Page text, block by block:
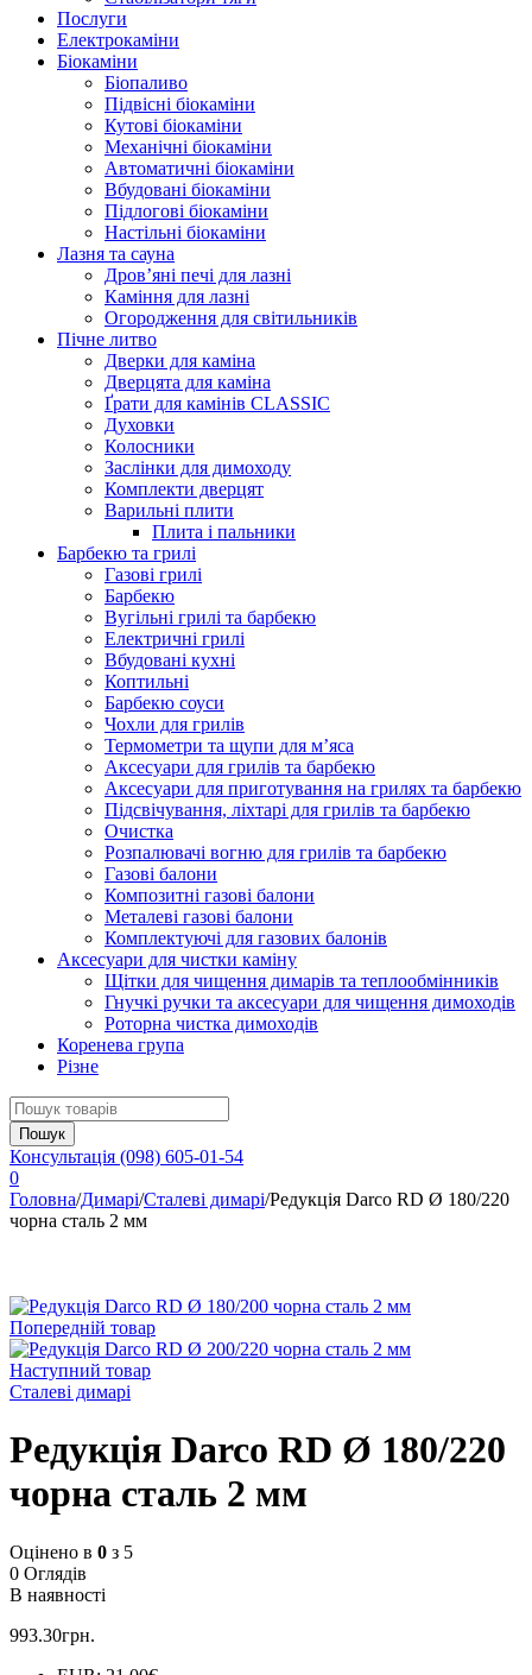
Послуги
Електрокаміни
Біокаміни
Біопаливо
Підвісні біокаміни
Кутові біокаміни
Механічні біокаміни
Автоматичні біокаміни
Вбудовані біокаміни
Підлогові біокаміни
Настільні біокаміни
Лазня та сауна
Дров’яні печі для лазні
Каміння для лазні
Огородження для світильників
Пічне литво
Дверки для каміна
Дверцята для каміна
Ґрати для камінів CLASSIC
Духовки
Колосники
Заслінки для димоходу
Комплекти дверцят
Варильні плити
Плита і пальники
Барбекю та грилі
Газові грилі
Барбекю
Вугільні грилі та барбекю
Електричні грилі
Вбудовані кухні
Коптильні
Барбекю соуси
Чохли для грилів
Термометри та щупи для м’яса
Аксесуари для грилів та барбекю
Аксесуари для приготування на грилях та барбекю
Підсвічування, ліхтарі для грилів та барбекю
Очистка
Розпалювачі вогню для грилів та барбекю
Газові балони
Композитні газові балони
Металеві газові балони
Комплектуючі для газових балонів
Аксесуари для чистки каміну
Щітки для чищення димарів та теплообмінників
Гнучкі ручки та аксесуари для чищення димоходів
Роторна чистка димоходів
Коренева група
Різне
Консультація (098) 605-01-54
0
Головна/Димарі/Сталеві димарі/Редукція Darco RD Ø 180/220
чорна сталь 2 мм
Попередній товар
Наступний товар
Сталеві димарі
Редукція Darco RD Ø 180/220
чорна сталь 2 мм
Оцінено в 0 з 5
0 Оглядів
В наявності
993.30грн.